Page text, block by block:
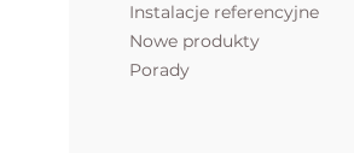
Instalacje referencyjne
Nowe produkty
Porady